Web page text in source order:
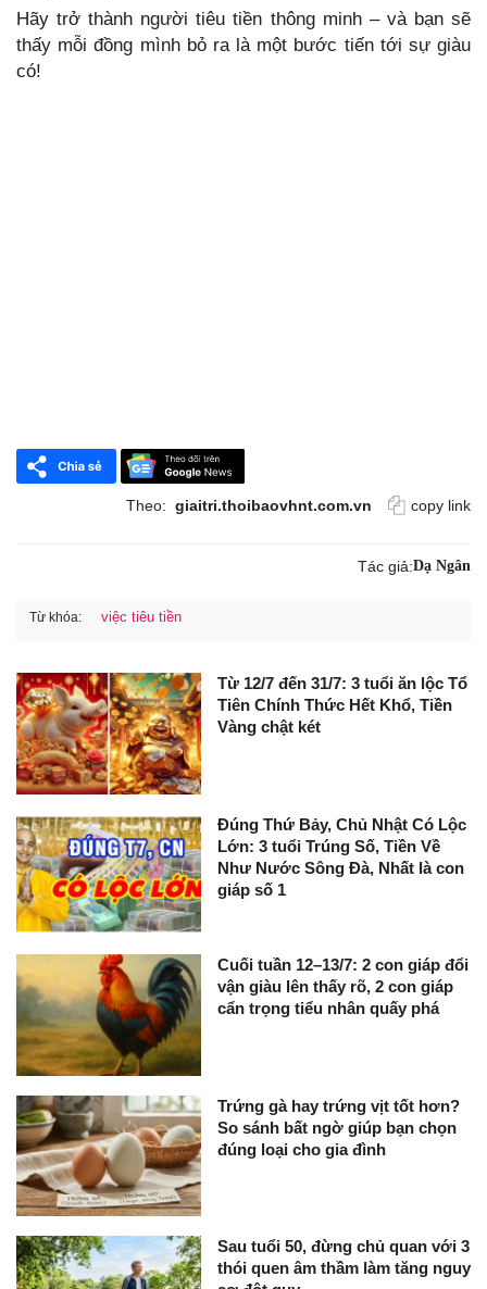
Hãy trở thành người tiêu tiền thông minh – và bạn sẽ
thấy mỗi đồng mình bỏ ra là một bước tiến tới sự giàu
có!
Theo: giaitri.thoibaovhnt.com.vn copy link
Tác giả:Dạ Ngân
Từ khóa: việc tiêu tiền
Từ 12/7 đến 31/7: 3 tuổi ăn lộc Tổ
Tiên Chính Thức Hết Khổ, Tiền
Vàng chật két
Đúng Thứ Bảy, Chủ Nhật Có Lộc
Lớn: 3 tuổi Trúng Số, Tiền Về
Như Nước Sông Đà, Nhất là con
giáp số 1
Cuối tuần 12–13/7: 2 con giáp đổi
vận giàu lên thấy rõ, 2 con giáp
cẩn trọng tiểu nhân quấy phá
Trứng gà hay trứng vịt tốt hơn?
So sánh bất ngờ giúp bạn chọn
đúng loại cho gia đình
Sau tuổi 50, đừng chủ quan với 3
thói quen âm thầm làm tăng nguy